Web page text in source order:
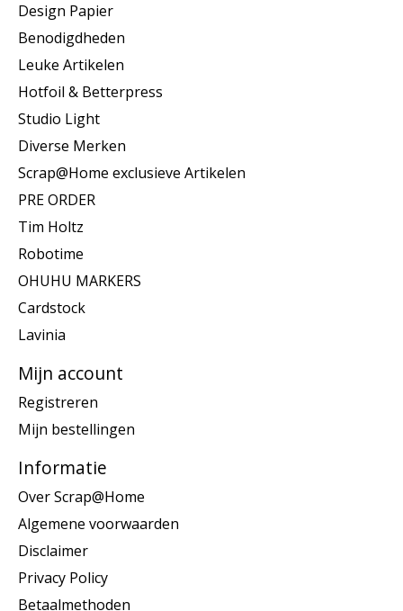
Design Papier
Benodigdheden
Leuke Artikelen
Hotfoil & Betterpress
Studio Light
Diverse Merken
Scrap@Home exclusieve Artikelen
PRE ORDER
Tim Holtz
Robotime
OHUHU MARKERS
Cardstock
Lavinia
Mijn account
Registreren
Mijn bestellingen
Informatie
Over Scrap@Home
Algemene voorwaarden
Disclaimer
Privacy Policy
Betaalmethoden